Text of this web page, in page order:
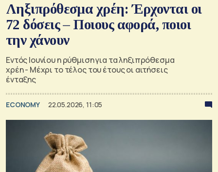
Ληξιπρόθεσμα χρέη: Έρχονται οι
72 δόσεις – Ποιους αφορά, ποιοι
την χάνουν
Εντός Ιουνίου η ρύθμιση για τα ληξιπρόθεσμα
χρέη - Μέχρι το τέλος του έτους οι αιτήσεις
ένταξης
ECONOMY 22.05.2026, 11:05